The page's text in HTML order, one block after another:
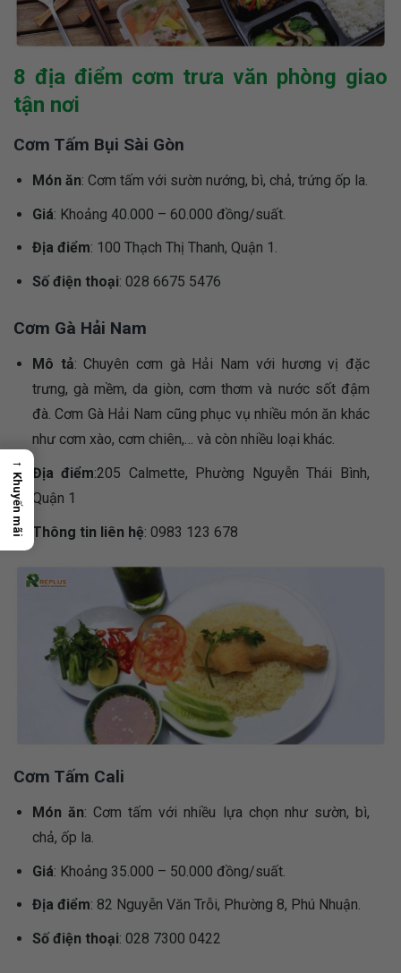
8 địa điểm cơm trưa văn phòng giao
tận nơi
Cơm Tấm Bụi Sài Gòn
Món ăn: Cơm tấm với sườn nướng, bì, chả, trứng ốp la.
Giá: Khoảng 40.000 – 60.000 đồng/suất.
Địa điểm: 100 Thạch Thị Thanh, Quận 1.
Số điện thoại: 028 6675 5476
Cơm Gà Hải Nam
Mô tả: Chuyên cơm gà Hải Nam với hương vị đặc
trưng, gà mềm, da giòn, cơm thơm và nước sốt đậm
đà. Cơm Gà Hải Nam cũng phục vụ nhiều món ăn khác
như cơm xào, cơm chiên,… và còn nhiều loại khác.
Địa điểm:205 Calmette, Phường Nguyễn Thái Bình,
Quận 1
Thông tin liên hệ: 0983 123 678
Cơm Tấm Cali
Món ăn: Cơm tấm với nhiều lựa chọn như sườn, bì,
chả, ốp la.
Giá: Khoảng 35.000 – 50.000 đồng/suất.
Địa điểm: 82 Nguyễn Văn Trỗi, Phường 8, Phú Nhuận.
Số điện thoại: 028 7300 0422
→
Khuyến mãi